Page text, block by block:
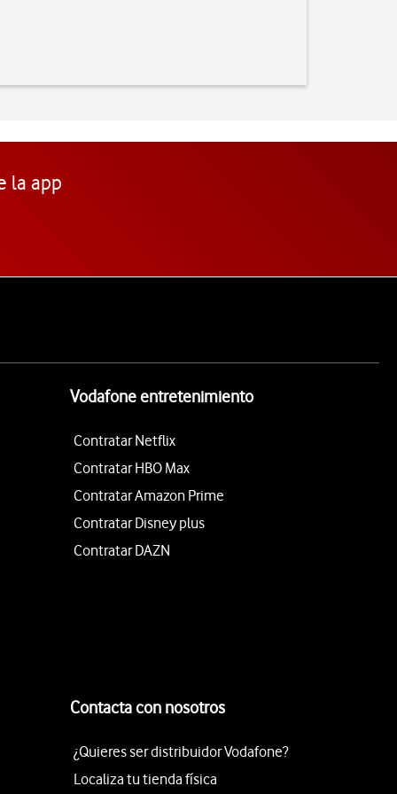
la app
Vodafone entretenimiento
Contratar Netflix
Contratar HBO Max
Contratar Amazon Prime
Contratar Disney plus
Contratar DAZN
Contacta con nosotros
¿Quieres ser distribuidor Vodafone?
Localiza tu tienda física